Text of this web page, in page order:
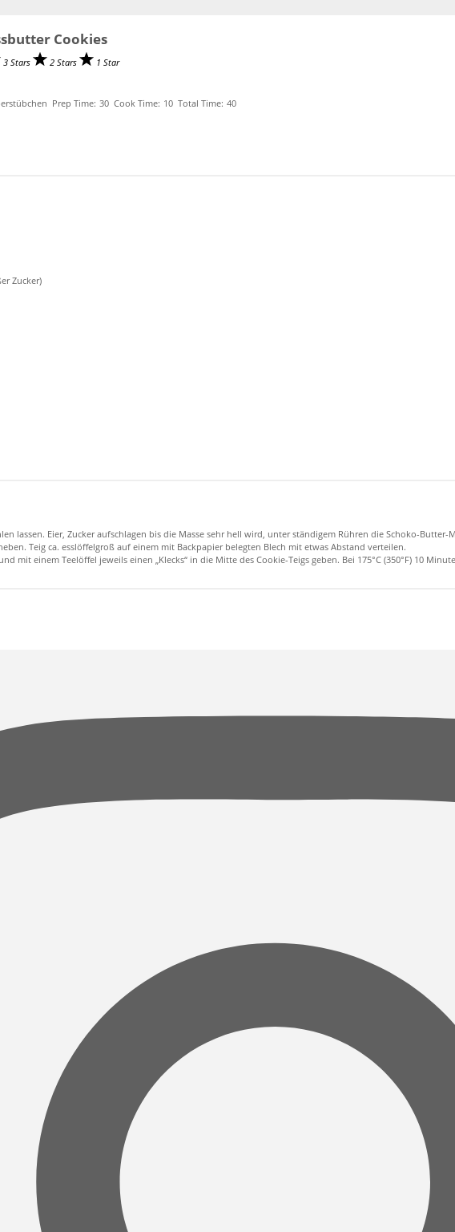
Cookies
3 Stars 2 Stars 1 Star
Prep Time: 30 Cook Time: 10 Total Time: 40
Zucker)
lassen. Eier, Zucker aufschlagen bis die Masse sehr hell wird, unter ständigem Rühren die Schoko-
Teig ca. esslöffelgroß auf einem mit Backpapier belegten Blech mit etwas Abstand verteilen.
mit einem Teelöffel jeweils einen „Klecks“ in die Mitte des Cookie-Teigs geben. Bei 175°C (350°F) 10